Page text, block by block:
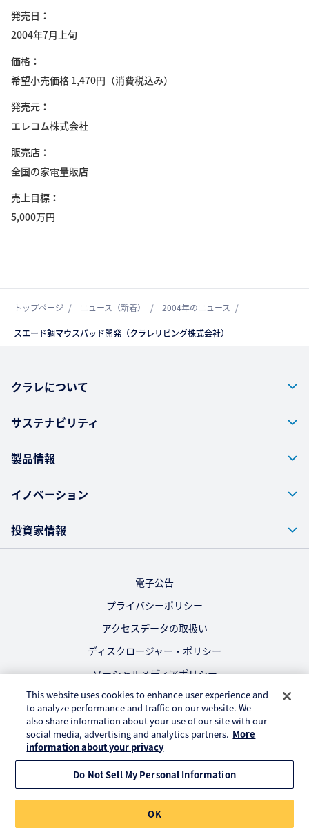
発売日
2004年7月上旬
価格
希望小売価格 1,470円（消費税込み）
発売元
エレコム株式会社
販売店
全国の家電量販店
売上目標
5,000万円
トップページ ニュース（新着） 2004年のニュース
スエード調マウスパッド開発（クラレリビング株式会社）
クラレについて
サステナビリティ
製品情報
イノベーション
投資家情報
電子公告
プライバシーポリシー
アクセスデータの取扱い
ディスクロージャー・ポリシー
ソーシャルメディアポリシー
ご利用にあたって
公式SNS
© KURARAY CO., LTD. All RIGHTS RESERVED.
This website uses cookies to enhance user experience and
to analyze performance and traffic on our website. We
also share information about your use of our site with our
social media, advertising and analytics partners. More
information about your privacy
Do Not Sell My Personal Information
OK